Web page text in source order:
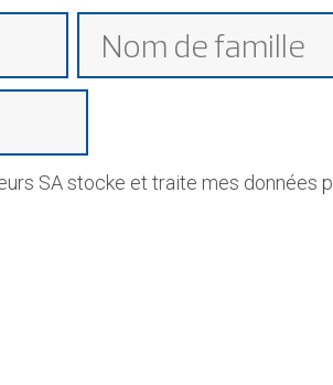
SA stocke et traite mes données